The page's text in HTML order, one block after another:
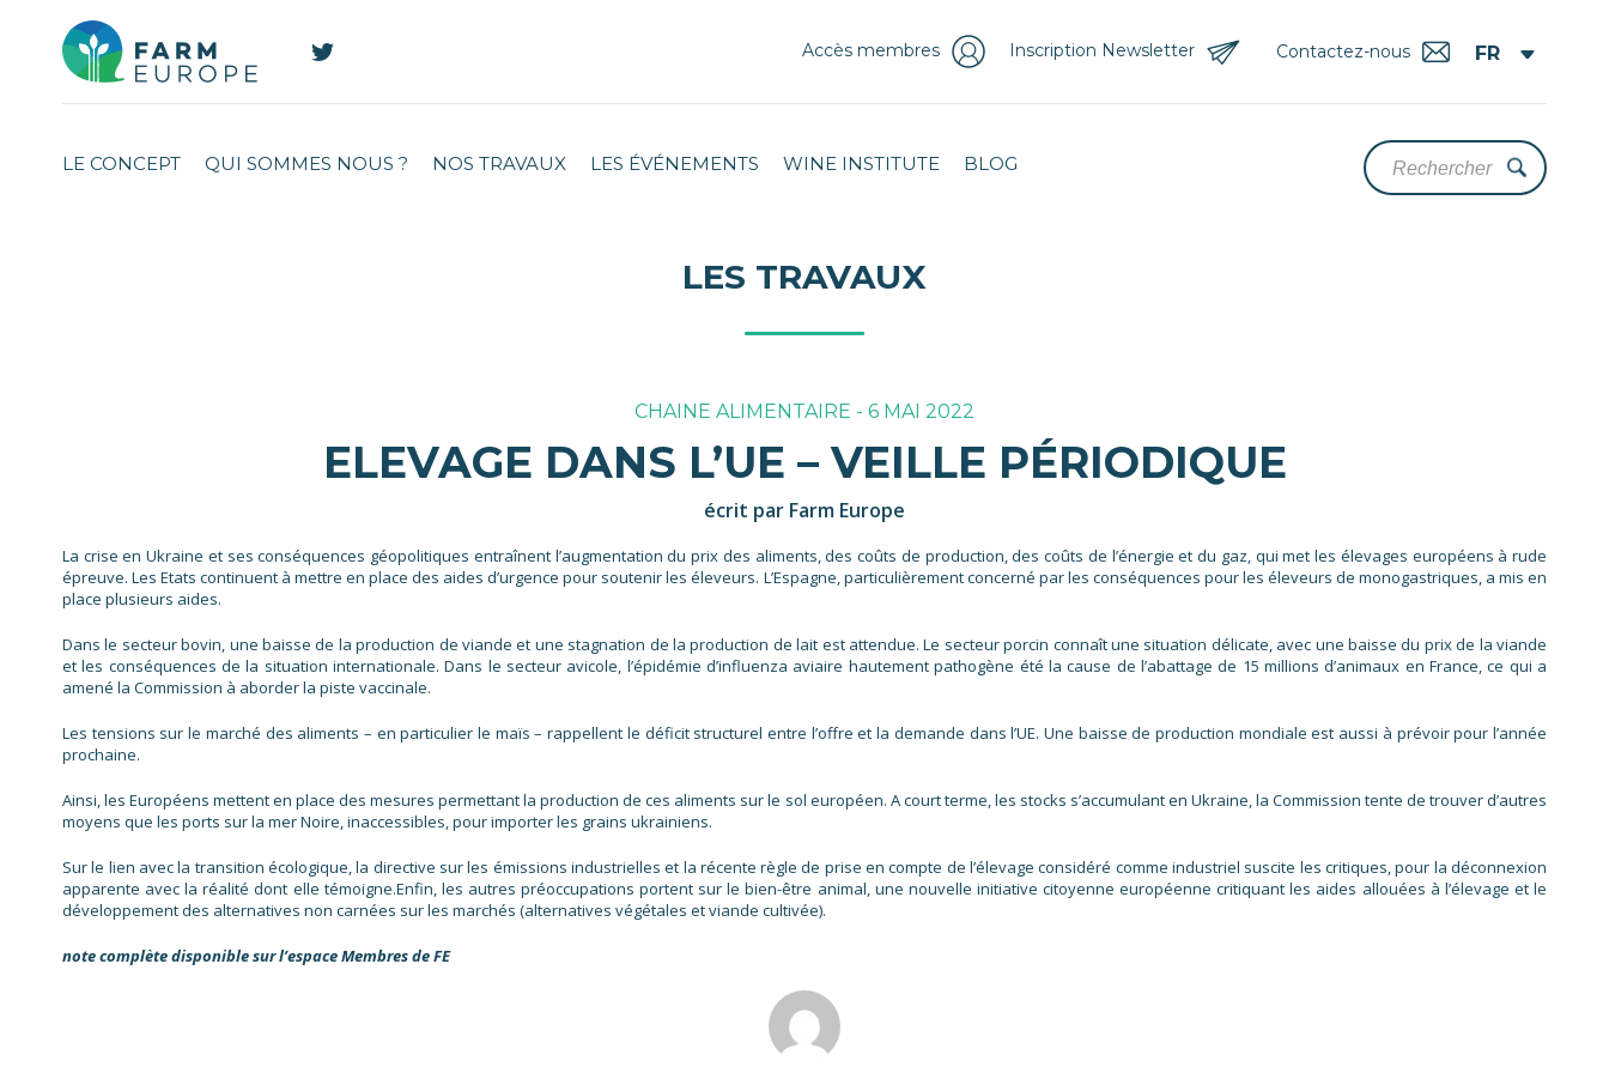
Contactez-nous
Inscription Newsletter
Accès membres
LE CONCEPT QUI SOMMES NOUS ? NOS TRAVAUX LES ÉVÉNEMENTS WINE INSTITUTE BLOG
LES TRAVAUX
CHAINE ALIMENTAIRE - 6 MAI 2022
ELEVAGE DANS L’UE – VEILLE PÉRIODIQUE
écrit par Farm Europe
La crise en Ukraine et ses conséquences géopolitiques entraînent l’augmentation du prix des aliments, des coûts de production, des coûts de l’énergie et du gaz, qui met les élevages européens à rude
épreuve. Les Etats continuent à mettre en place des aides d’urgence pour soutenir les éleveurs. L’Espagne, particulièrement concerné par les conséquences pour les éleveurs de monogastriques, a mis en
place plusieurs aides.
Dans le secteur bovin, une baisse de la production de viande et une stagnation de la production de lait est attendue. Le secteur porcin connaît une situation délicate, avec une baisse du prix de la viande
et les conséquences de la situation internationale. Dans le secteur avicole, l’épidémie d’influenza aviaire hautement pathogène été la cause de l’abattage de 15 millions d’animaux en France, ce qui a
amené la Commission à aborder la piste vaccinale.
Les tensions sur le marché des aliments – en particulier le maïs – rappellent le déficit structurel entre l’offre et la demande dans l’UE. Une baisse de production mondiale est aussi à prévoir pour l’année
prochaine.
Ainsi, les Européens mettent en place des mesures permettant la production de ces aliments sur le sol européen. A court terme, les stocks s’accumulant en Ukraine, la Commission tente de trouver d’autres
moyens que les ports sur la mer Noire, inaccessibles, pour importer les grains ukrainiens.
Sur le lien avec la transition écologique, la directive sur les émissions industrielles et la récente règle de prise en compte de l’élevage considéré comme industriel suscite les critiques, pour la déconnexion
apparente avec la réalité dont elle témoigne.Enfin, les autres préoccupations portent sur le bien-être animal, une nouvelle initiative citoyenne européenne critiquant les aides allouées à l’élevage et le
développement des alternatives non carnées sur les marchés (alternatives végétales et viande cultivée).
note complète disponible sur l’espace Membres de FE